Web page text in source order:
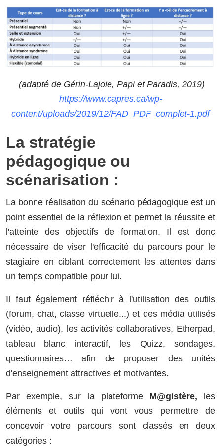
(adapté de Gérin-Lajoie, Papi et Paradis, 2019)
https://www.capres.ca/wp-
content/uploads/2019/12/FAD_PDF_complet-1.pdf
La stratégie
pédagogique ou
scénarisation :
La bonne réalisation du scénario pédagogique est un
point essentiel de la réflexion et permet la réussite et
l'atteinte des objectifs de formation. Il est donc
nécessaire de viser l'efficacité du parcours pour le
stagiaire en ciblant correctement les attentes dans
un temps compatible pour lui.
Il faut également réfléchir à l'utilisation des outils
(forum, chat, classe virtuelle...) et des média utilisés
(vidéo, audio), les activités collaboratives, Etherpad,
tableau blanc interactif, les Quizz, sondages,
questionnaires… afin de proposer des unités
d'enseignement attractives et motivantes.
Par exemple, sur la plateforme M@gistère, les
éléments et outils qui vont vous permettre de
concevoir votre parcours sont classés en deux
catégories :